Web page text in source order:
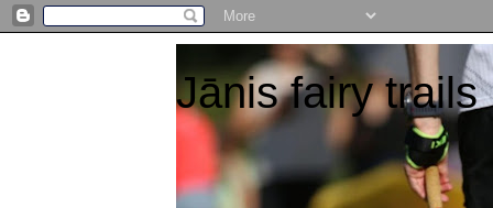
Jānis fairy trails